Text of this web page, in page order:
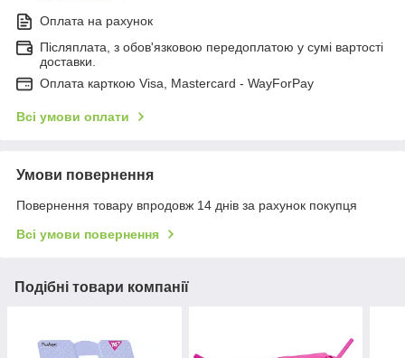
Оплата на рахунок
Післяплата, з обов'язковою передоплатою у сумі вартості
доставки.
Оплата карткою Visa, Mastercard - WayForPay
Всі умови оплати
Умови повернення
Повернення товару впродовж 14 днів за рахунок покупця
Всі умови повернення
Подібні товари компанії